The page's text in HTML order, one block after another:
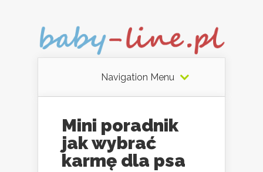
Navigation Menu
Mini poradnik
jak wybrać
karmę dla psa